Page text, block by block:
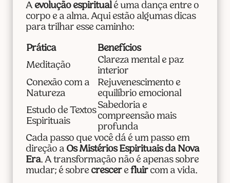
A evolução espiritualé uma dança entre o
corpo e a alma. Aqui estão algumas dicas
para trilhar esse caminho:
Prática
Benefícios
Meditação
Clareza mental e paz
interior
Conexão com a
Natureza
Rejuvenescimento e
equilíbrio emocional
Estudo de Textos
Espirituais
Sabedoria e
compreensão mais
profunda
Cada passo que você dá é um passo em
direção a Os Mistérios Espirituais da Nova
Era. A transformação não é apenas sobre
mudar; é sobre crescere fluircom a vida.